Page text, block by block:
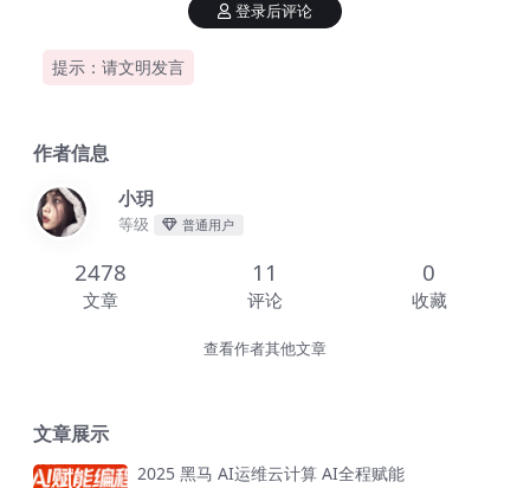
提示：请文明发言
登录后评论
作者信息
小玥
等级 普通用户
2478
文章
11
评论
0
收藏
查看作者其他文章
文章展示
2025 黑马 AI运维云计算 AI全程赋能